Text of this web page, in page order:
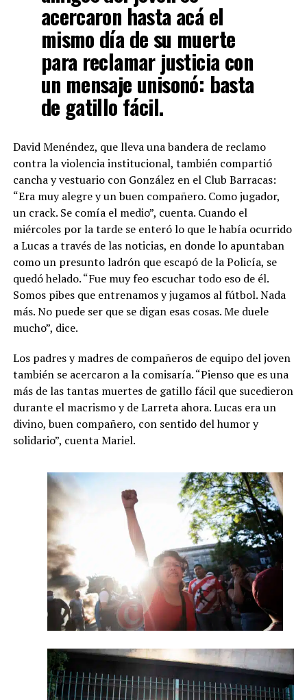
acercaron hasta acá el
mismo día de su muerte
para reclamar justicia con
un mensaje unisonó: basta
de gatillo fácil.
David Menéndez, que lleva una bandera de reclamo
contra la violencia institucional, también compartió
cancha y vestuario con González en el Club Barracas:
“Era muy alegre y un buen compañero. Como jugador,
un crack. Se comía el medio”, cuenta. Cuando el
miércoles por la tarde se enteró lo que le había ocurrido
a Lucas a través de las noticias, en donde lo apuntaban
como un presunto ladrón que escapó de la Policía, se
quedó helado. “Fue muy feo escuchar todo eso de él.
Somos pibes que entrenamos y jugamos al fútbol. Nada
más. No puede ser que se digan esas cosas. Me duele
mucho”, dice.
Los padres y madres de compañeros de equipo del joven
también se acercaron a la comisaría. “Pienso que es una
más de las tantas muertes de gatillo fácil que sucedieron
durante el macrismo y de Larreta ahora. Lucas era un
divino, buen compañero, con sentido del humor y
solidario”, cuenta Mariel.